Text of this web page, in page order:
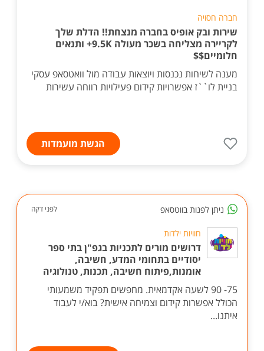
חברה חסויה
שירות ובק אופיס בחברה מנצחת!! הדלת שלך
לקריירה מצליחה בשכר מעולה 9.5K+ ותנאים
חלומיים$$
מענה לשיחות נכנסות ויוצאות עבודה מול וואטסאפ עסקי
בניית לו``ז אפשרויות קידום פעילויות רווחה עשירות
הגשת מועמדות
ניתן לפנות בווטסאפ לפני דקה
חוויות ילדות
דרושים מורים לתכניות בגפ"ן בתי ספר
יסודיים בתחומי המדע, חשיבה,
אומנות,פיתוח חשיבה, תכנות, טנולוגיה
75- 90 לשעה אקדמאית. מחפשים תפקיד משמעותי
הכולל אפשרות קידום וצמיחה אישית? בוא/י לעבוד
איתנו...